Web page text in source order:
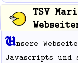
TSV
Unsere
Javascripts und